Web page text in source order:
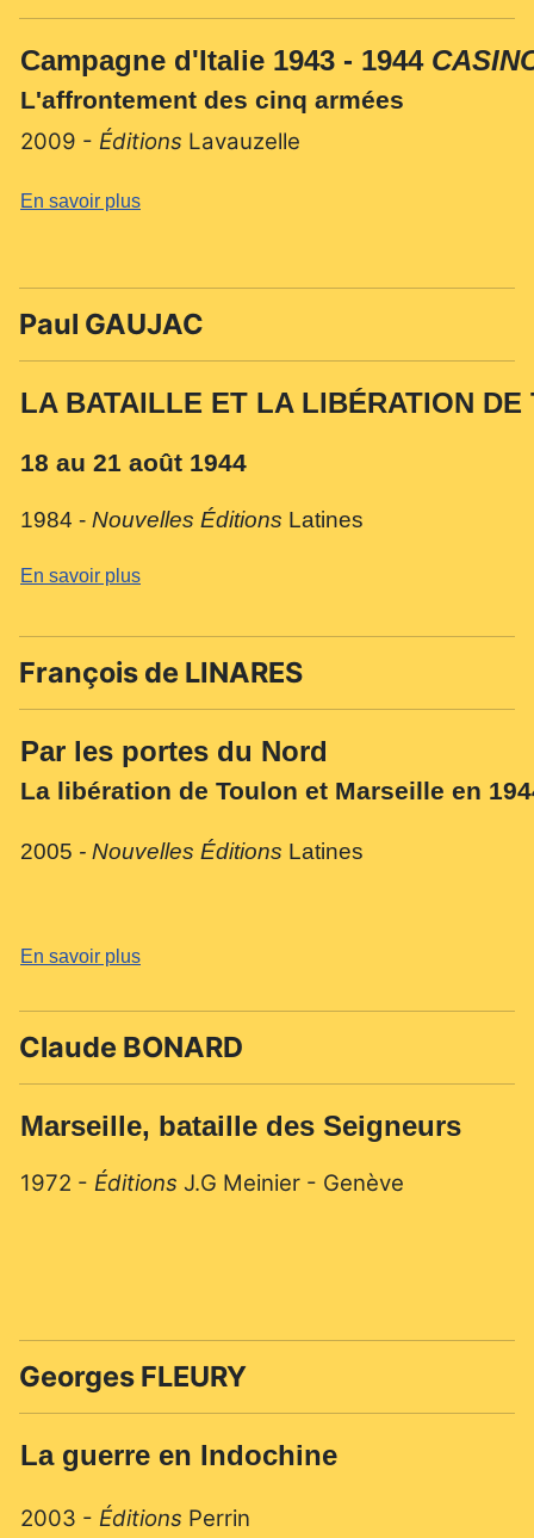
Campagne d'Italie 1943 - 1944
L'affrontement des cinq armées
2009 - Éditions Lavauzelle
En savoir plus
Paul GAUJAC
LA BATAILLE ET LA LIBÉRATION DE
18 au 21 août 1944
1984 - Nouvelles Éditions Latines
En savoir plus
François de LINARES
Par les portes du Nord
La libération de Toulon et Marseille en
2005 - Nouvelles Éditions Latines
En savoir plus
Claude BONARD
Marseille, bataille des Seigneurs
1972 - Éditions J.G Meinier - Genève
Georges FLEURY
La guerre en Indochine
2003 - Éditions Perrin